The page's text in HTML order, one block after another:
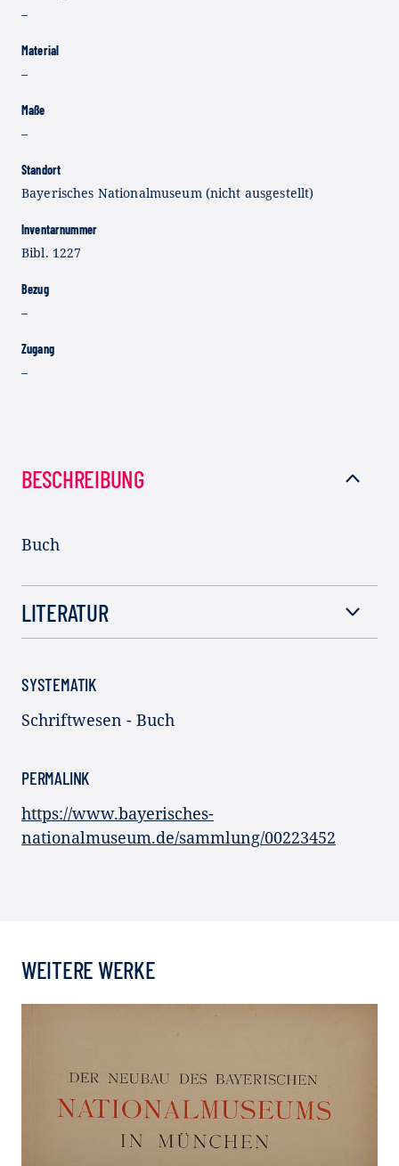
–
Material
–
Maße
–
Standort
Bayerisches Nationalmuseum (nicht ausgestellt)
Inventarnummer
Bibl. 1227
Bezug
–
Zugang
–
BESCHREIBUNG
Buch
LITERATUR
SYSTEMATIK
Schriftwesen - Buch
PERMALINK
https://www.bayerisches-
nationalmuseum.de/sammlung/00223452
WEITERE WERKE